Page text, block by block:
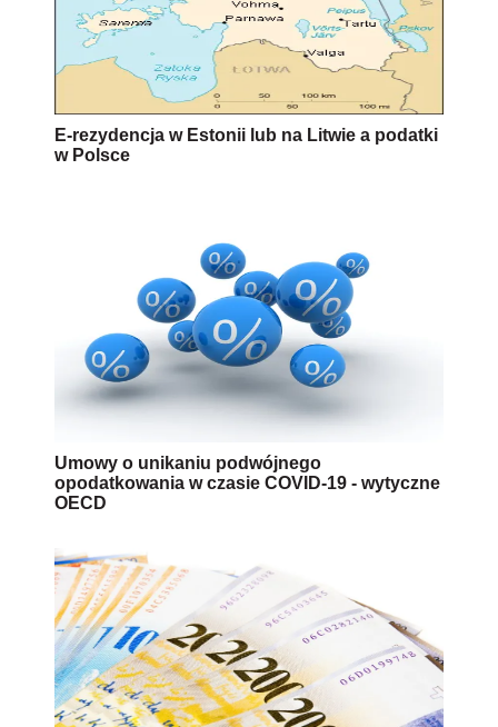
E-rezydencja w Estonii lub na Litwie a podatki
w Polsce
Umowy o unikaniu podwójnego
opodatkowania w czasie COVID-19 - wytyczne
OECD